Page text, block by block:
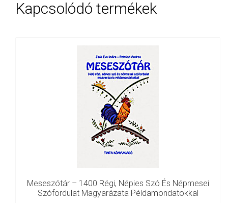
Kapcsolódó termékek
Meseszótár – 1400 Régi, Népies Szó És Népmesei
Szófordulat Magyarázata Példamondatokkal